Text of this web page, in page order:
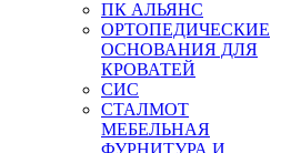
ПК АЛЬЯНС
ОРТОПЕДИЧЕСКИЕ
ОСНОВАНИЯ ДЛЯ
КРОВАТЕЙ
СИС
СТАЛМОТ
МЕБЕЛЬНАЯ
ФУРНИТУРА И